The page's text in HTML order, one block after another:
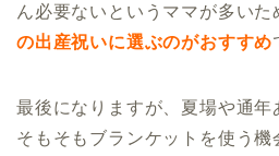
ん必要ないというママが多いた
の出産祝いに選ぶのがおすすめ
最後になりますが、夏場や通年
そもそもブランケットを使う機